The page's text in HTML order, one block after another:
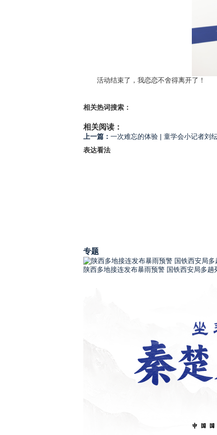
活动结束了，我恋恋不舍得离开了！
相关热词搜索：
相关阅读：
上一篇： 一次难忘的体验 | 童学会小记者刘
表达看法
专题
陕西多地接连发布暴雨预警 国铁西安局多趟